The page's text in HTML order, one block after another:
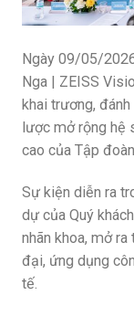
Ngày 09/05/
Nga | ZEISS
khai trương,
lược mở rộng hệ
cao của Tập
Sự kiện diễn ra
dự của Quý
nhãn khoa, mở
đại, ứng dụng
tế.